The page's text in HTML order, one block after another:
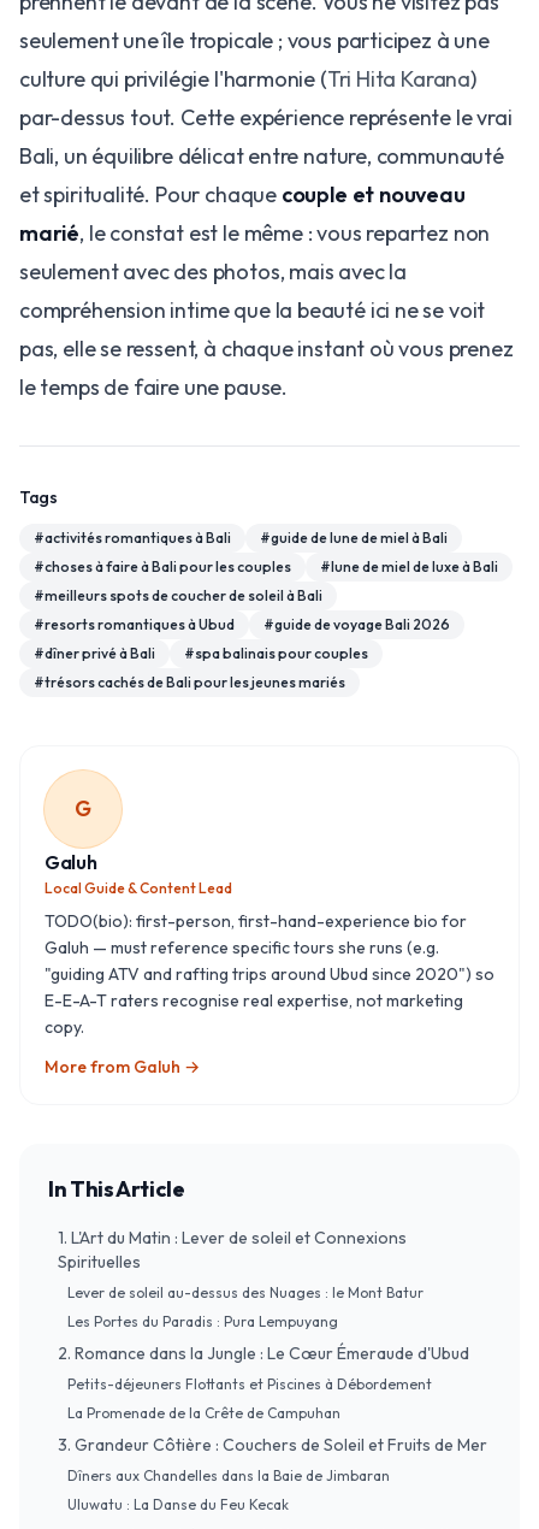
seulement une île tropicale ; vous participez à une
culture qui privilégie l'harmonie (Tri Hita Karana)
par-dessus tout. Cette expérience représente le vrai
Bali, un équilibre délicat entre nature, communauté
et spiritualité. Pour chaque couple et nouveau
marié, le constat est le même : vous repartez non
seulement avec des photos, mais avec la
compréhension intime que la beauté ici ne se voit
pas, elle se ressent, à chaque instant où vous prenez
le temps de faire une pause.
Tags
#activités romantiques à Bali #guide de lune de miel à Bali
#choses à faire à Bali pour les couples #lune de miel de luxe à Bali
#meilleurs spots de coucher de soleil à Bali
#resorts romantiques à Ubud #guide de voyage Bali 2026
#dîner privé à Bali #spa balinais pour couples
#trésors cachés de Bali pour les jeunes mariés
G
Galuh
Local Guide & Content Lead
TODO(bio): first-person, first-hand-experience bio for
Galuh — must reference specific tours she runs (e.g.
"guiding ATV and rafting trips around Ubud since 2020") so
E-E-A-T raters recognise real expertise, not marketing
copy.
More from Galuh →
In This Article
1. L'Art du Matin : Lever de soleil et Connexions
Spirituelles
Lever de soleil au-dessus des Nuages : le Mont Batur
Les Portes du Paradis : Pura Lempuyang
2. Romance dans la Jungle : Le Cœur Émeraude d'Ubud
Petits-déjeuners Flottants et Piscines à Débordement
La Promenade de la Crête de Campuhan
3. Grandeur Côtière : Couchers de Soleil et Fruits de Mer
Dîners aux Chandelles dans la Baie de Jimbaran
Uluwatu : La Danse du Feu Kecak